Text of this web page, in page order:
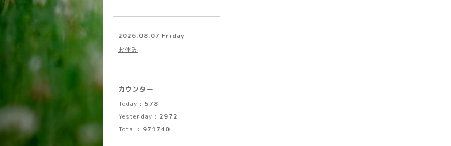
2026.08.07 Friday
お休み
カウンター
Today : 578
Yesterday : 2972
Total : 971740